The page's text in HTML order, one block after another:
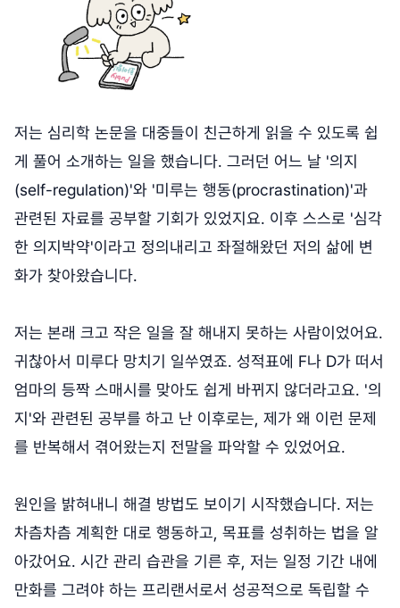
저는 심리학 논문을 대중들이 친근하게 읽을 수 있도록 쉽
게 풀어 소개하는 일을 했습니다. 그러던 어느 날 '의지
(self-regulation)'와 '미루는 행동(procrastination)'과
관련된 자료를 공부할 기회가 있었지요. 이후 스스로 '심각
한 의지박약'이라고 정의내리고 좌절해왔던 저의 삶에 변
화가 찾아왔습니다.
저는 본래 크고 작은 일을 잘 해내지 못하는 사람이었어요.
귀찮아서 미루다 망치기 일쑤였죠. 성적표에 F나 D가 떠서
엄마의 등짝 스매시를 맞아도 쉽게 바뀌지 않더라고요. '의
지'와 관련된 공부를 하고 난 이후로는, 제가 왜 이런 문제
를 반복해서 겪어왔는지 전말을 파악할 수 있었어요.
원인을 밝혀내니 해결 방법도 보이기 시작했습니다. 저는
차츰차츰 계획한 대로 행동하고, 목표를 성취하는 법을 알
아갔어요. 시간 관리 습관을 기른 후, 저는 일정 기간 내에
만화를 그려야 하는 프리랜서로서 성공적으로 독립할 수